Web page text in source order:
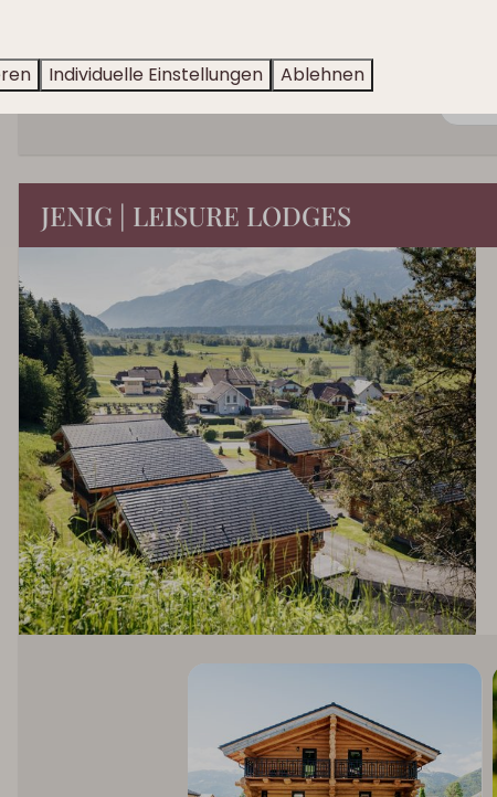
JENIG | LEISURE LODGES
Individuelle Einstellungen Ablehnen